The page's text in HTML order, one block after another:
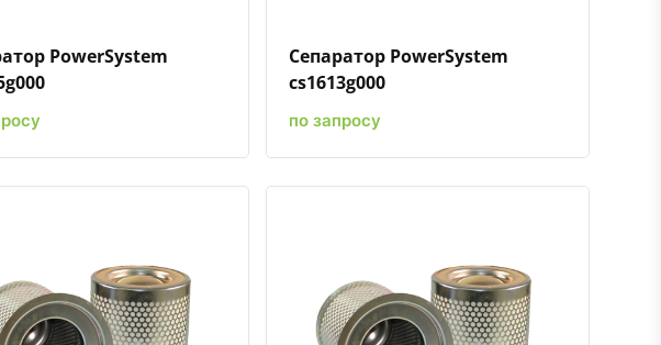
PowerSystem
Сепаратор PowerSystem
cs1613g000
по запросу